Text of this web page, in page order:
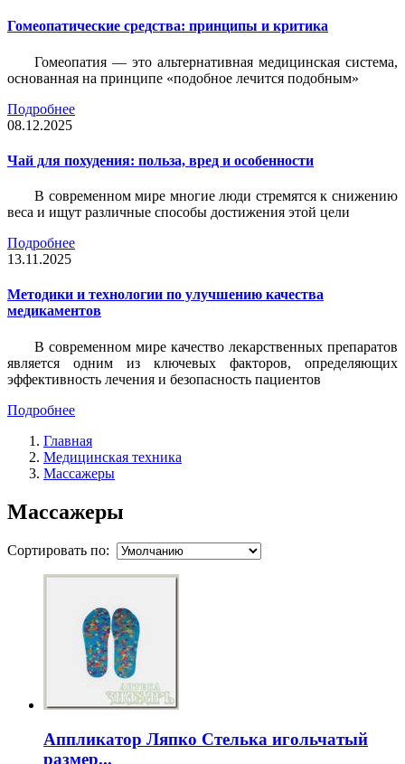
Гомеопатические средства: принципы и критика
Гомеопатия — это альтернативная медицинская система,
основанная на принципе «подобное лечится подобным»
Подробнее
08.12.2025
Чай для похудения: польза, вред и особенности
В современном мире многие люди стремятся к снижению
веса и ищут различные способы достижения этой цели
Подробнее
13.11.2025
Методики и технологии по улучшению качества
медикаментов
В современном мире качество лекарственных препаратов
является одним из ключевых факторов, определяющих
эффективность лечения и безопасность пациентов
Подробнее
Главная
Медицинская техника
Массажеры
Массажеры
Сортировать по:
Аппликатор Ляпко Стелька игольчатый
размер...